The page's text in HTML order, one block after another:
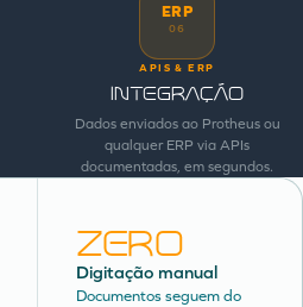
ERP
06
APIS & ERP
Integração
Dados enviados ao Protheus ou
qualquer ERP via APIs
documentadas, em segundos.
Zero
Digitação manual
Documentos seguem do